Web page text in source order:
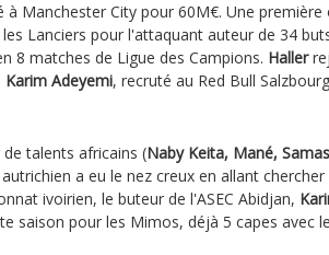
à Manchester City pour 60M€. Une
Lanciers pour l'attaquant auteur de 34
8 matches de Ligue des Campions. Haller
Karim Adeyemi, recruté au Red Bull
talents africains (Naby Keita, Mané,
autrichien a eu le nez creux en allant
ivoirien, le buteur de l'ASEC Abidjan,
saison pour les Mimos, déjà 5 capes avec